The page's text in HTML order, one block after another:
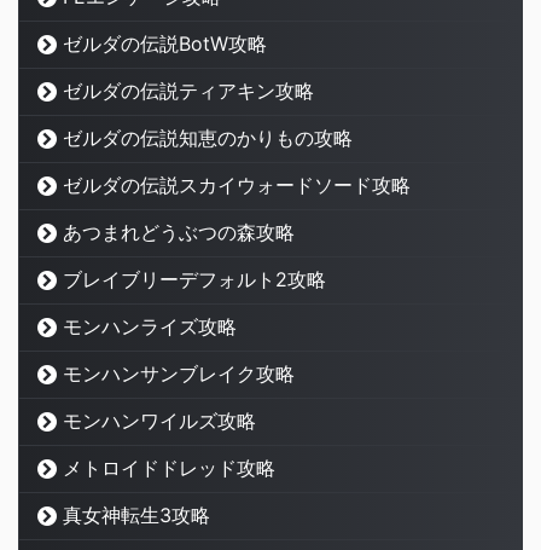
ゼルダの伝説BotW攻略
ゼルダの伝説ティアキン攻略
ゼルダの伝説知恵のかりもの攻略
ゼルダの伝説スカイウォードソード攻略
あつまれどうぶつの森攻略
ブレイブリーデフォルト2攻略
モンハンライズ攻略
モンハンサンブレイク攻略
モンハンワイルズ攻略
メトロイドドレッド攻略
真女神転生3攻略